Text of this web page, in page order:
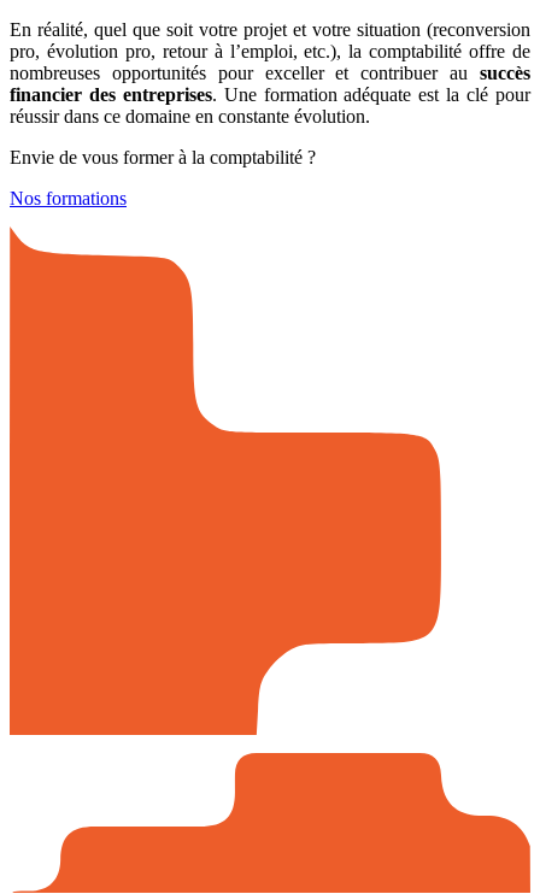
En réalité, quel que soit votre projet et votre situation (reconversion
pro, évolution pro, retour à l’emploi, etc.), la comptabilité offre de
nombreuses opportunités pour exceller et contribuer au succès
financier des entreprises. Une formation adéquate est la clé pour
réussir dans ce domaine en constante évolution.
Envie de vous former à la comptabilité ?
Nos formations